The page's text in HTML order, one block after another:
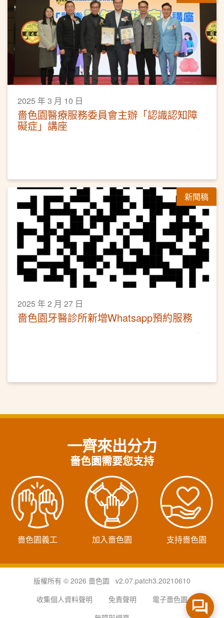
2025 年 3 月 10 日
嗇色園醫療服務委員會主辦「認識認知障
礙症」講座
新聞稿
2025 年 2 月 27 日
嗇色園牙醫診所新增Whatsapp預約服務
一齊來出分力
嗇色園需要您支持
嗇色園義工 加入嗇色園 支持嗇色園
版權所有 © 2026 嗇色園 v2.07.patch3.20210610
收集個人資料聲明
免責聲明
電子嗇色園